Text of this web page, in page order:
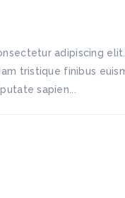
adipiscing
tristique finibus
sapien...